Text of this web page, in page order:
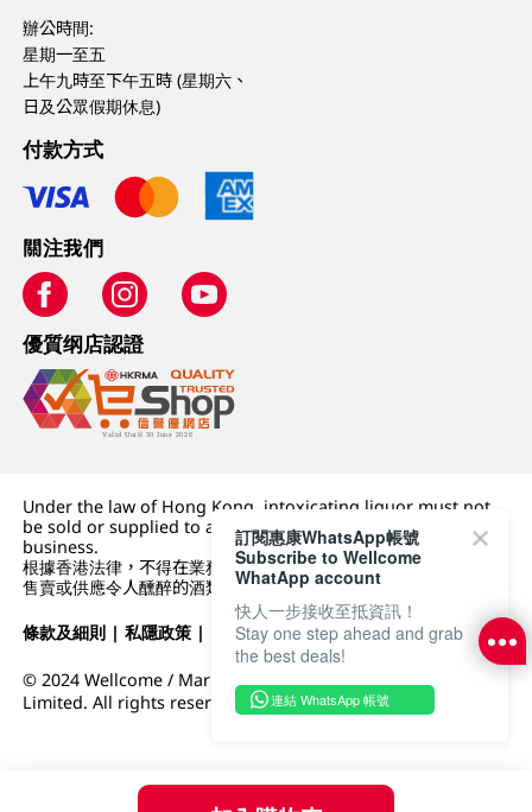
辦公時間:
星期一至五
上午九時至下午五時 (星期六、
日及公眾假期休息)
付款方式
關注我們
優質纲店認證
Under the law of Hong Kong, intoxicating liquor must not
be sold or supplied to a minor (under 18) in the course of
business.
根據香港法律，不得在業務過程中，向未成年人 (18 歲以下人士)
售賣或供應令人醺醉的酒類。
條款及細則 |私隱政策 | DFI零售集團
© 2024 Wellcome / Market Place. The Dairy Farm Company
Limited. All rights reserved.
訂閱惠康WhatsApp帳號
Subscribe to Wellcome
WhatApp account
快人一步接收至抵資訊！
Stay one step ahead and grab
the best deals!
連結 WhatsApp 帳號